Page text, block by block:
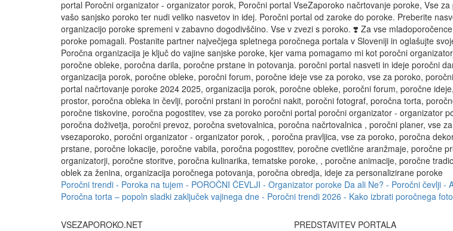
portal Poročni organizator - organizator porok, Poročni portal VseZaporoko načrtovanje poroke, Vse
vašo sanjsko poroko ter nudi veliko nasvetov in idej. Poročni portal od zaroke do poroke. Preberite
organizacijo poroke spremeni v zabavno dogodivščino. Vse v zvezi s poroko. ❣️ Za vse
poroke pomagali. Postanite partner največjega spletnega poročnega portala v Sloveniji in oglašujte
Poročna organizacija je ključ do vajine sanjske poroke, kjer vama pomagamo mi kot poročni
poročne obleke, poročna darila, poročne prstane in potovanja. poročni portal nasveti in ideje poročni
organizacija porok, poročne obleke, poročni forum, poročne ideje vse za poroko, vse za poroko,
portal načrtovanje poroke 2024 2025, organizacija porok, poročne obleke, poročni forum, poročne
prostor, poročna obleka in čevlji, poročni prstani in poročni nakit, poročni fotograf, poročna torta,
poročne tiskovine, poročna pogostitev, vse za poroko poročni portal poročni organizator - organizator
poročna doživetja, poročni prevoz, poročna svetovalnica, poročna načrtovalnica , poročni planer, vse
vsezaporoko, poročni organizator - organizator porok, , poročna pravljica, vse za poroko, poročna
prstane, poročne lokacije, poročne vabila, poročna pogostitev, poročne cvetlične aranžmaje, poročne
organizatorji, poročne storitve, poročna kulinarika, tematske poroke, , poročne animacije, poročne
oblek za ženina, organizacija poročnega potovanja, poročna obredja, ideje za personalizirane poroke
Poročni trendi - Poroka na tujem - POROČNI ČEVLJI - Organizator poroke Da ali Ne? - Poročni čevlji -
Poročna torta – popoln sladki zaključek vajinega dne - Poročni trendi 2026 - Kako izbrati poročnega
VSEZAPOROKO.NET
PREDSTAVITEV PORTALA